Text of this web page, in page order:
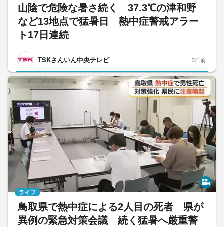
山陰で危険な暑さ続く 37.3℃の津和野
など13地点で猛暑日 熱中症警戒アラー
ト17日連続
TSKさんいん中央テレビ 3日前
鳥取県で熱中症による2人目の死者 県が
異例の緊急対策会議 続く猛暑へ厳重警
ライフ